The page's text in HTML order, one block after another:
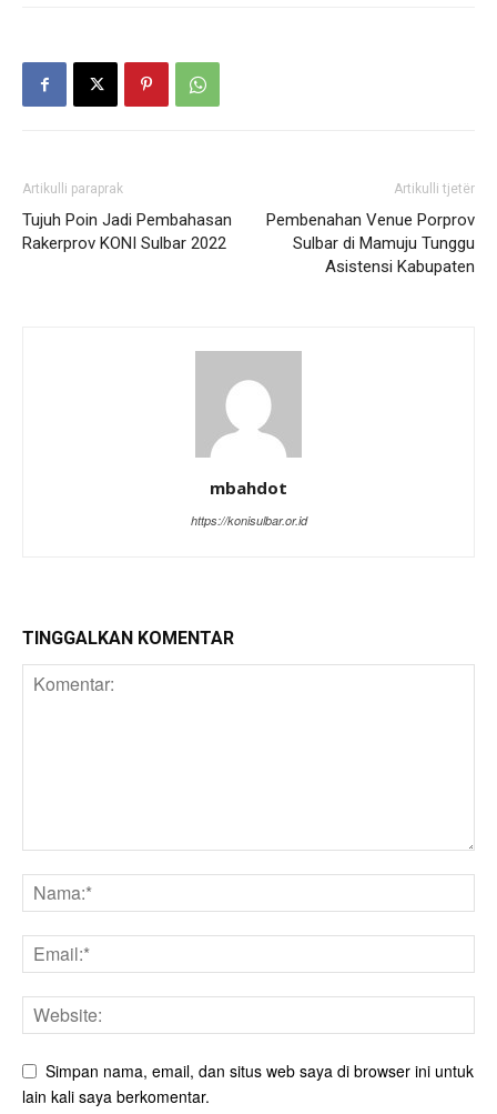
Artikulli paraprak
Tujuh Poin Jadi Pembahasan
Rakerprov KONI Sulbar 2022
Artikulli tjetër
Pembenahan Venue Porprov
Sulbar di Mamuju Tunggu
Asistensi Kabupaten
mbahdot
https://konisulbar.or.id
TINGGALKAN KOMENTAR
Simpan nama, email, dan situs web saya di browser ini untuk
lain kali saya berkomentar.